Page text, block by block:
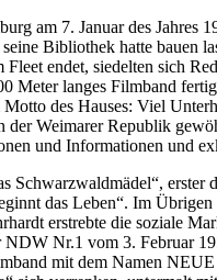
am 7. Januar des Jahres
Bibliothek hatte bauen
endet, siedelten sich
Meter langes Filmband
des Hauses: Viel
Weimarer Republik
und Informationen und
Schwarzwaldmädel , erster
das Leben . Im Übrigen
erstrebte die soziale
Nr.1 vom 3. Februar
mit dem Namen